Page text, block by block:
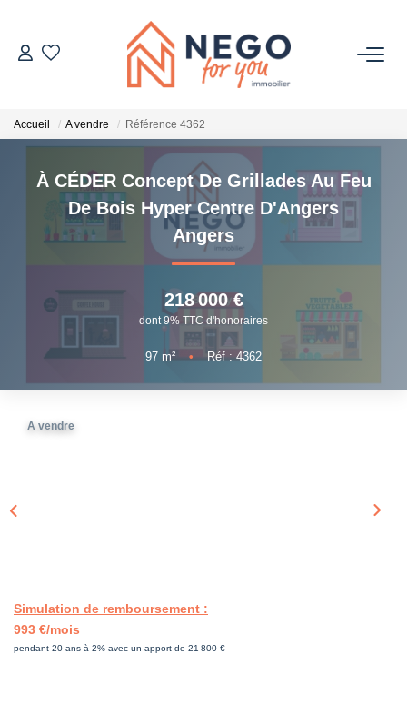
ACHETER
ESTIMER
OFF MARKET
IMMOBILIER PRO
À PROPOS
Accueil A vendre Référence 4362
À CÉDER Concept De Grillades Au Feu
De Bois Hyper Centre D'Angers
Angers
218 000 €
dont 9% TTC d'honoraires
97 m² • Réf : 4362
A vendre
Simulation de remboursement :
993 €/mois
pendant 20 ans à 2% avec un apport de 21 800 €